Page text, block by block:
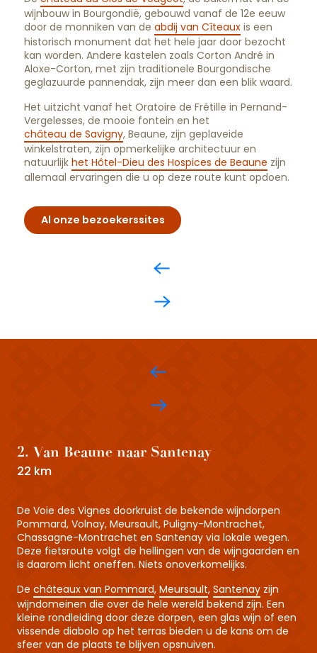
wijnbouw in Bourgondië, gebouwd vanaf de 12e eeuw
door de monniken van de abdij van Cîteaux is een
historisch monument dat het hele jaar door bezocht
kan worden. Andere kastelen zoals Corton André in
Aloxe-Corton, met zijn traditionele Bourgondische
geglazuurde pannendak, zijn meer dan een blik waard.
Het uitzicht vanaf het Oratoire de Frétille in Pernand-
Vergelesses, de mooie fontein en het
château de Savigny, Beaune, zijn geplaveide
winkelstraten, zijn opmerkelijke architectuur en
natuurlijk het Hôtel-Dieu des Hospices de Beaune zijn
allemaal ervaringen die u op deze route kunt opdoen.
Al onze bezoekerssites
2. Van Beaune naar Santenay
22 km
De Voie des Vignes doorkruist de bekende wijndorpen
Pommard, Volnay, Meursault, Puligny-Montrachet,
Chassagne-Montrachet en Santenay via lokale wegen.
Deze fietsroute volgt de hellingen van de wijngaarden en
is daarom licht oneffen. Niets onoverkomelijks.
De châteaux van Pommard, Meursault, Santenay zijn
wijndomeinen die over de hele wereld bekend zijn. Een
kleine rondleiding door deze dorpen, een glas wijn of een
vissende diabolo op het terras bieden u de kans om de
sfeer van de plaats te blijven opsnuiven.